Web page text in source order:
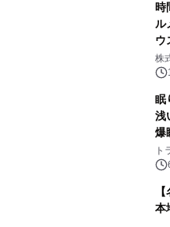
時
ル
ウ
サ
得
株
眠
浅
爆
説
ト
本